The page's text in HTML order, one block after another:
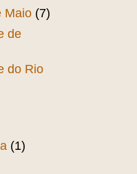
Maio (7)
de
do Rio
(1)